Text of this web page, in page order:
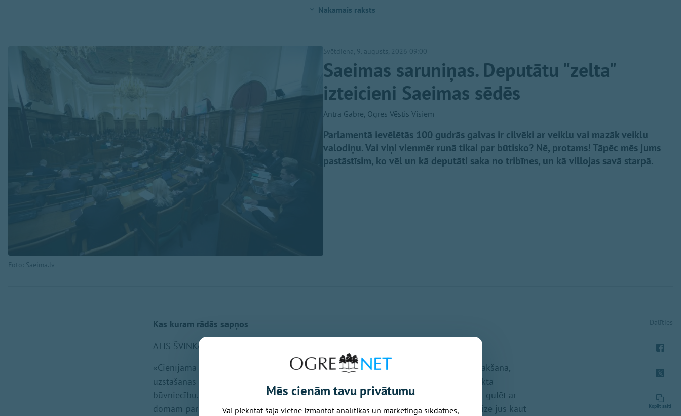
Nākamais raksts
Foto: Saeima.lv
Svētdiena, 9. augusts, 2026 09:00
Saeimas saruniņas. Deputātu "zelta"
izteicieni Saeimas sēdēs
Antra Gabre, Ogres Vēstis Visiem
Parlamentā ievēlētās 100 gudrās galvas ir cilvēki ar veiklu vai mazāk veiklu
valodiņu. Vai viņi vienmēr runā tikai par būtisko? Nē, protams! Tāpēc mēs jums
pastāstīsim, ko vēl un kā deputāti saka no tribīnes, un kā villojas savā starpā.
Kas kuram rādās sapņos
ATIS ŠVINKA («Progresīvie»):
«Cienījamā sēdes vadītāja! Kolēģi! Vēlreiz. Mani tiešām pārsteidz deputāta Butāna nākšana,
uzstāšanās tur, kur politikas nav. Mēs runājam par lielākā mūsu infrastruktūras objekta
būvniecību. To jūs atrodat... Man patiešām būs grūti jums palīdzēt, ja jūs vakarā ejat gulēt ar
domām par «Progresīvajiem», mostaties ar «Progresīvajiem» un katrā uzstāšanās reizē jūs kaut
Dalīties
Kopēt saiti
Mēs cienām tavu privātumu
Vai piekrītat šajā vietnē izmantot analītikas un mārketinga sīkdatnes,